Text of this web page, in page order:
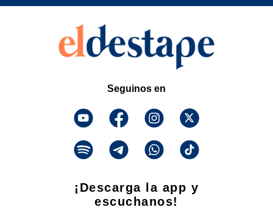
Seguinos en
¡Descarga la app y
escuchanos!